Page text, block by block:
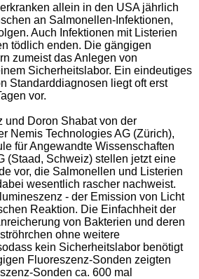
allein in den USA jährlich
an Salmonellen-Infektionen,
Auch Infektionen mit Listerien
tödlich enden. Die gängigen
zumeist das Anlegen von
Sicherheitslabor. Ein eindeutiges
Standarddiagnosen liegt oft erst
vor.
und Doron Shabat von der
Nemis Technologies AG (Zürich),
für Angewandte Wissenschaften
(Staad, Schweiz) stellen jetzt eine
vor, die Salmonellen und Listerien
wesentlich rascher nachweist.
- der Emission von Licht
Reaktion. Die Einfachheit der
von Bakterien und deren
ohne weitere
kein Sicherheitslabor benötigt
Fluoreszenz-Sonden zeigten
Sonden ca. 600 mal